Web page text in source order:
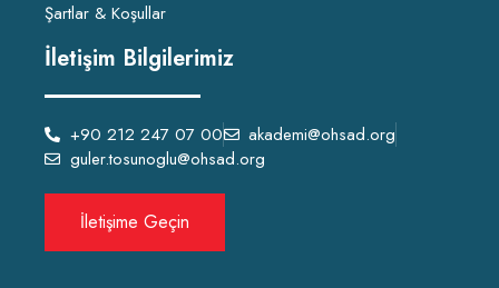
Şartlar & Koşullar
İletişim Bilgilerimiz
+90 212 247 07 00
akademi@ohsad.org
guler.tosunoglu@ohsad.org
İletişime Geçin